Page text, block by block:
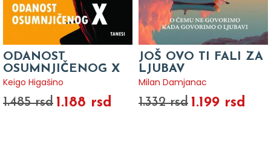
ODANOST
OSUMNJIČENOG X
Keigo Higašino
1.485 rsd 1.188 rsd
JOŠ OVO TI FALI ZA
LJUBAV
Milan Damjanac
1.332 rsd 1.199 rsd